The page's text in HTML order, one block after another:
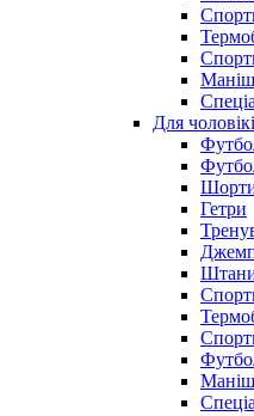
Для
Гетри
Штани